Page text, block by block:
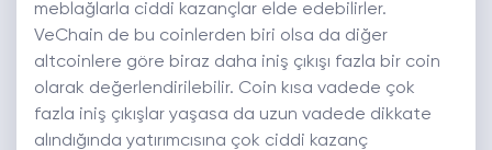
meblağlarla ciddi kazançlar elde edebilirler.
VeChain de bu coinlerden biri olsa da diğer
altcoinlere göre biraz daha iniş çıkışı fazla bir coin
olarak değerlendirilebilir. Coin kısa vadede çok
fazla iniş çıkışlar yaşasa da uzun vadede dikkate
alındığında yatırımcısına çok ciddi kazanç